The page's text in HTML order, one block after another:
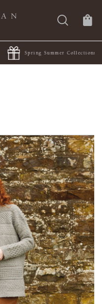
Spring Summer Collections